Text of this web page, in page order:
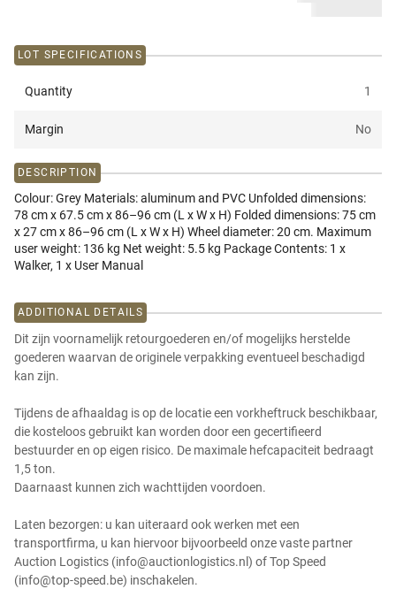
LOT SPECIFICATIONS
Quantity 1
Margin No
DESCRIPTION
Colour: Grey Materials: aluminum and PVC Unfolded dimensions:
78 cm x 67.5 cm x 86–96 cm (L x W x H) Folded dimensions: 75 cm
x 27 cm x 86–96 cm (L x W x H) Wheel diameter: 20 cm. Maximum
user weight: 136 kg Net weight: 5.5 kg Package Contents: 1 x
Walker, 1 x User Manual
ADDITIONAL DETAILS
Dit zijn voornamelijk retourgoederen en/of mogelijks herstelde
goederen waarvan de originele verpakking eventueel beschadigd
kan zijn.
Tijdens de afhaaldag is op de locatie een vorkheftruck beschikbaar,
die kosteloos gebruikt kan worden door een gecertifieerd
bestuurder en op eigen risico. De maximale hefcapaciteit bedraagt
1,5 ton.
Daarnaast kunnen zich wachttijden voordoen.
Laten bezorgen: u kan uiteraard ook werken met een
transportfirma, u kan hiervoor bijvoorbeeld onze vaste partner
Auction Logistics (info@auctionlogistics.nl) of Top Speed
(info@top-speed.be) inschakelen.